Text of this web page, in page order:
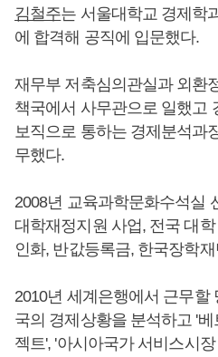
김철주는 서울대학교 경제학
에 합격해 공직에 입문했다.
재무부 저축심의관실과 외환
책국에서 사무관으로 일했고
보직으로 통하는 경제분석과
무했다.
2008년 교육과학문화수석실
대학재정지원 사업, 전국 대
인화, 반값등록금, 한국장학
2010년 세계은행에서 근무할
국의 경제상황을 분석하고 '
젝트', '아시아국가 서비스시